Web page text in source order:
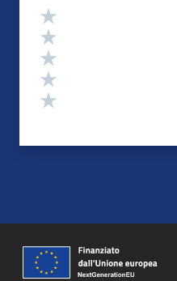
Valutazione